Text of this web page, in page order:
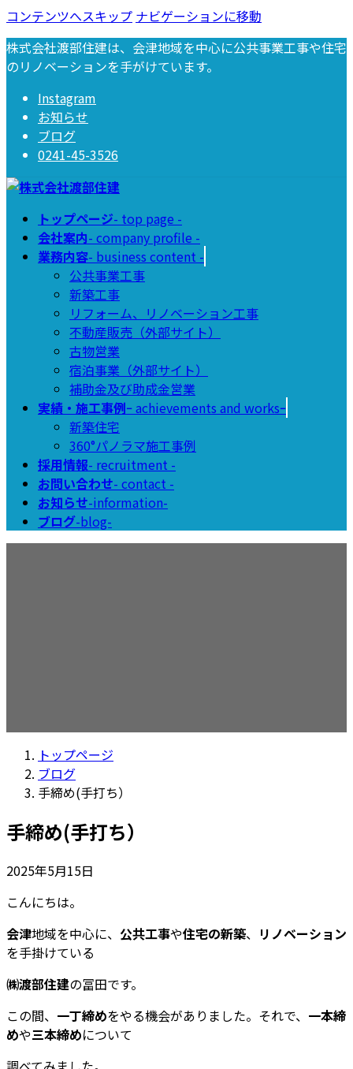
コンテンツへスキップ ナビゲーションに移動
株式会社渡部住建は、会津地域を中心に公共事業工事や住宅
のリノベーションを手がけています。
Instagram
お知らせ
ブログ
0241-45-3526
トップページ- top page -
会社案内- company profile -
業務内容- business content -
公共事業工事
新築工事
リフォーム、リノベーション工事
不動産販売（外部サイト）
古物営業
宿泊事業（外部サイト）
補助金及び助成金営業
実績・施工事例ｰ achievements and worksｰ
新築住宅
360°パノラマ施工事例
採用情報- recruitment -
お問い合わせ- contact -
お知らせ-information-
ブログ-blog-
トップページ
ブログ
手締め(手打ち）
手締め(手打ち）
2025年5月15日
こんにちは。
会津地域を中心に、 公共工事や住宅の新築、 リノベーション
を手掛けている
㈱渡部住建の冨田です。
この間、 一丁締めをやる機会がありました。それで、 一本締
めや三本締めについて